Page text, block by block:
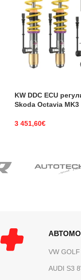
KW DDC ECU
Skoda Octavia MK3
3 451,60€
VW
AUDI S3